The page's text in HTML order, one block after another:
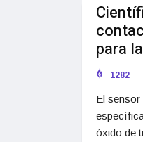
para
1282
El sensor
óxido de